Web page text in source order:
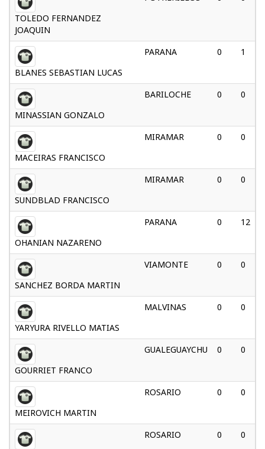
TOLEDO FERNANDEZ
JOAQUIN
BLANES SEBASTIAN LUCAS
PARANA 0 1
MINASSIAN GONZALO
BARILOCHE 0 0
MACEIRAS FRANCISCO
MIRAMAR 0 0
SUNDBLAD FRANCISCO
MIRAMAR 0 0
OHANIAN NAZARENO
PARANA 0 12
SANCHEZ BORDA MARTIN
VIAMONTE 0 0
YARYURA RIVELLO MATIAS
MALVINAS 0 0
GOURRIET FRANCO
GUALEGUAYCHU 0 0
MEIROVICH MARTIN
ROSARIO 0 0
ROSARIO 0 0